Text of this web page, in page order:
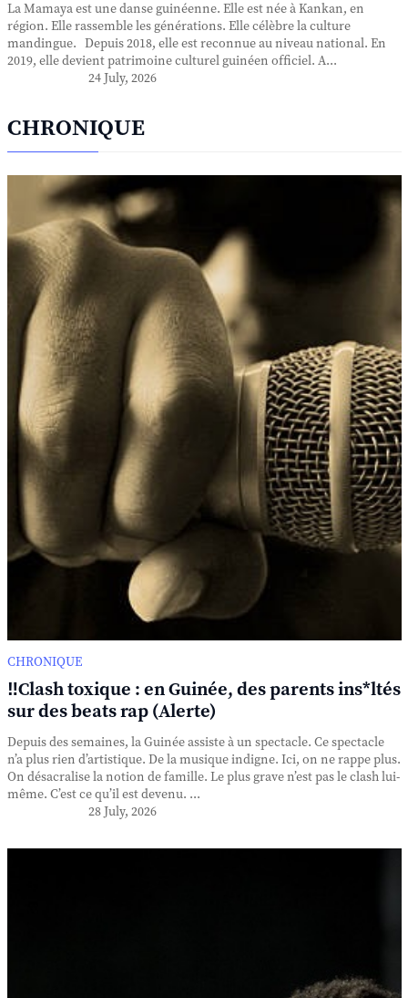
La Mamaya est une danse guinéenne. Elle est née à Kankan, en
région. Elle rassemble les générations. Elle célèbre la culture
mandingue. Depuis 2018, elle est reconnue au niveau national. En
2019, elle devient patrimoine culturel guinéen officiel. A...
24 July, 2026
CHRONIQUE
CHRONIQUE
‼️Clash toxique : en Guinée, des parents ins*ltés
sur des beats rap (Alerte)
Depuis des semaines, la Guinée assiste à un spectacle. Ce spectacle
n’a plus rien d’artistique. De la musique indigne. Ici, on ne rappe plus.
On désacralise la notion de famille. Le plus grave n’est pas le clash lui-
même. C’est ce qu’il est devenu. ...
28 July, 2026